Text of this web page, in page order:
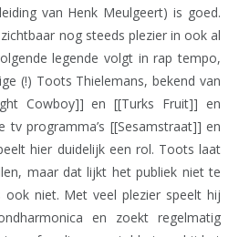
van Henk Meulgeert) is goed.
nog steeds plezier in ook al
legende volgt in rap tempo,
(!) Toots Thielemans, bekend van
Cowboy]] en [[Turks Fruit]] en
tv programma’s [[Sesamstraat]] en
hier duidelijk een rol. Toots laat
maar dat lijkt het publiek niet te
ook niet. Met veel plezier speelt hij
en zoekt regelmatig